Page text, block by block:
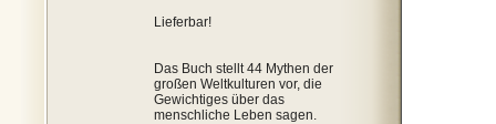
Lieferbar!
Das Buch stellt 44 Mythen der
großen Weltkulturen vor, die
Gewichtiges über das
menschliche Leben sagen.